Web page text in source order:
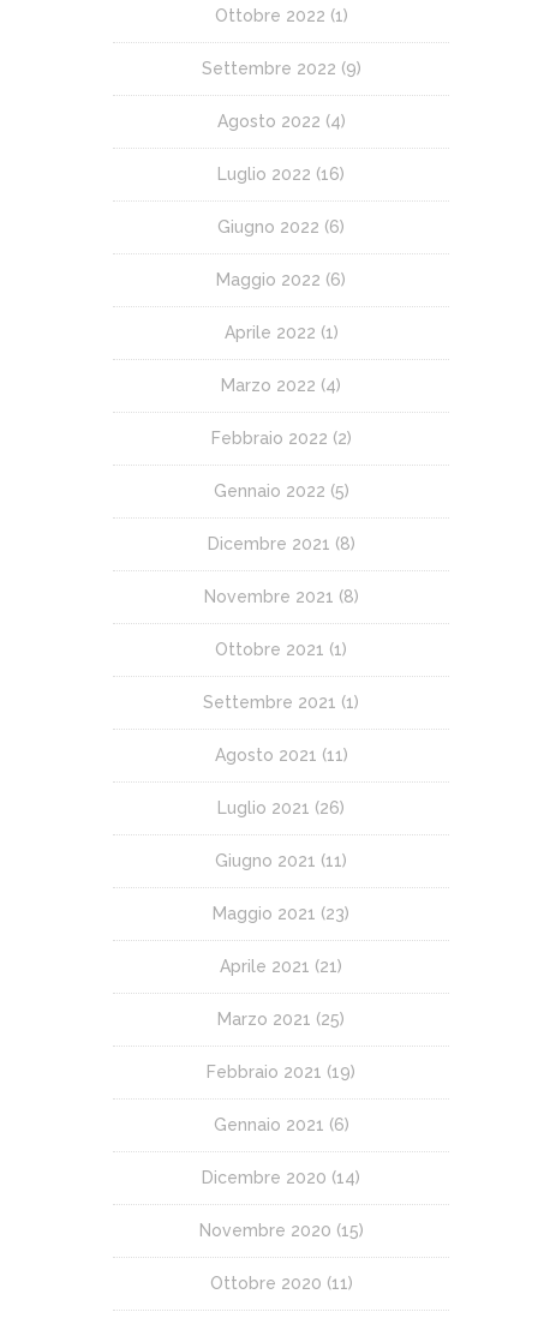
Ottobre 2022 (1)
Settembre 2022 (9)
Agosto 2022 (4)
Luglio 2022 (16)
Giugno 2022 (6)
Maggio 2022 (6)
Aprile 2022 (1)
Marzo 2022 (4)
Febbraio 2022 (2)
Gennaio 2022 (5)
Dicembre 2021 (8)
Novembre 2021 (8)
Ottobre 2021 (1)
Settembre 2021 (1)
Agosto 2021 (11)
Luglio 2021 (26)
Giugno 2021 (11)
Maggio 2021 (23)
Aprile 2021 (21)
Marzo 2021 (25)
Febbraio 2021 (19)
Gennaio 2021 (6)
Dicembre 2020 (14)
Novembre 2020 (15)
Ottobre 2020 (11)